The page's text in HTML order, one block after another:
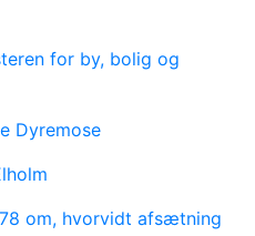
for by, bolig og
Dyremose
om, hvorvidt afsætning